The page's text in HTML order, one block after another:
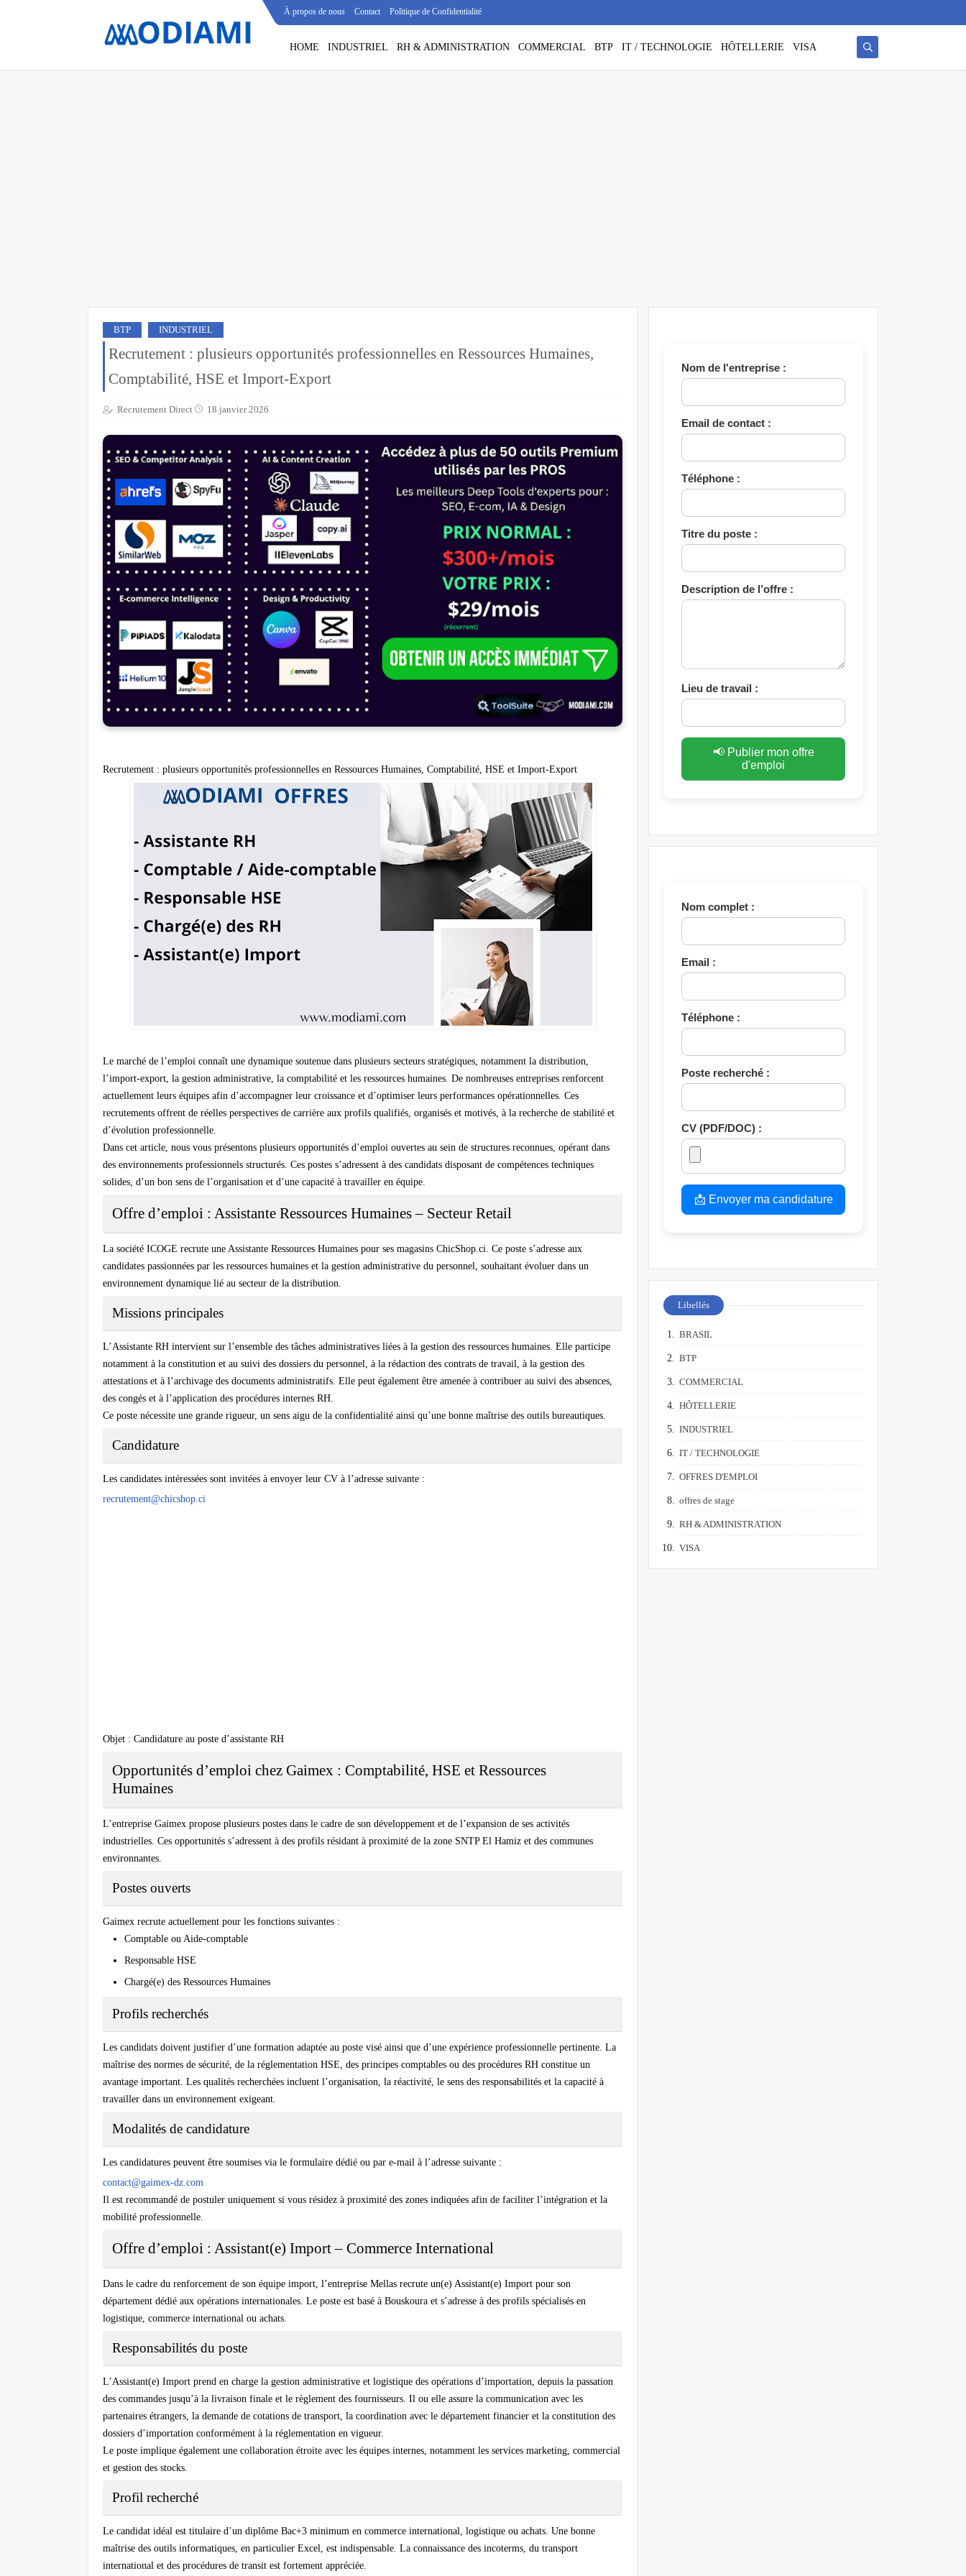
À propos de nous Contact Politique de Confidentialité
HOME INDUSTRIEL RH & ADMINISTRATION COMMERCIAL BTP IT / TECHNOLOGIE HÔTELLERIE VISA
BTP INDUSTRIEL
Recrutement : plusieurs opportunités professionnelles en Ressources Humaines,
Comptabilité, HSE et Import-Export
Recrutement Direct 18 janvier 2026
Recrutement : plusieurs opportunités professionnelles en Ressources Humaines, Comptabilité, HSE et Import-Export
Le marché de l’emploi connaît une dynamique soutenue dans plusieurs secteurs stratégiques, notamment la distribution,
l’import-export, la gestion administrative, la comptabilité et les ressources humaines. De nombreuses entreprises renforcent
actuellement leurs équipes afin d’accompagner leur croissance et d’optimiser leurs performances opérationnelles. Ces
recrutements offrent de réelles perspectives de carrière aux profils qualifiés, organisés et motivés, à la recherche de stabilité et
d’évolution professionnelle.
Dans cet article, nous vous présentons plusieurs opportunités d’emploi ouvertes au sein de structures reconnues, opérant dans
des environnements professionnels structurés. Ces postes s’adressent à des candidats disposant de compétences techniques
solides, d’un bon sens de l’organisation et d’une capacité à travailler en équipe.
Offre d’emploi : Assistante Ressources Humaines – Secteur Retail
La société ICOGE recrute une Assistante Ressources Humaines pour ses magasins ChicShop.ci. Ce poste s’adresse aux
candidates passionnées par les ressources humaines et la gestion administrative du personnel, souhaitant évoluer dans un
environnement dynamique lié au secteur de la distribution.
Missions principales
L’Assistante RH intervient sur l’ensemble des tâches administratives liées à la gestion des ressources humaines. Elle participe
notamment à la constitution et au suivi des dossiers du personnel, à la rédaction des contrats de travail, à la gestion des
attestations et à l’archivage des documents administratifs. Elle peut également être amenée à contribuer au suivi des absences,
des congés et à l’application des procédures internes RH.
Ce poste nécessite une grande rigueur, un sens aigu de la confidentialité ainsi qu’une bonne maîtrise des outils bureautiques.
Candidature
Les candidates intéressées sont invitées à envoyer leur CV à l’adresse suivante :
recrutement@chicshop.ci
Objet : Candidature au poste d’assistante RH
Opportunités d’emploi chez Gaimex : Comptabilité, HSE et Ressources
Humaines
L’entreprise Gaimex propose plusieurs postes dans le cadre de son développement et de l’expansion de ses activités
industrielles. Ces opportunités s’adressent à des profils résidant à proximité de la zone SNTP El Hamiz et des communes
environnantes.
Postes ouverts
Gaimex recrute actuellement pour les fonctions suivantes :
Comptable ou Aide-comptable
Responsable HSE
Chargé(e) des Ressources Humaines
Profils recherchés
Les candidats doivent justifier d’une formation adaptée au poste visé ainsi que d’une expérience professionnelle pertinente. La
maîtrise des normes de sécurité, de la réglementation HSE, des principes comptables ou des procédures RH constitue un
avantage important. Les qualités recherchées incluent l’organisation, la réactivité, le sens des responsabilités et la capacité à
travailler dans un environnement exigeant.
Modalités de candidature
Les candidatures peuvent être soumises via le formulaire dédié ou par e-mail à l’adresse suivante :
contact@gaimex-dz.com
Il est recommandé de postuler uniquement si vous résidez à proximité des zones indiquées afin de faciliter l’intégration et la
mobilité professionnelle.
Offre d’emploi : Assistant(e) Import – Commerce International
Dans le cadre du renforcement de son équipe import, l’entreprise Mellas recrute un(e) Assistant(e) Import pour son
département dédié aux opérations internationales. Le poste est basé à Bouskoura et s’adresse à des profils spécialisés en
logistique, commerce international ou achats.
Responsabilités du poste
L’Assistant(e) Import prend en charge la gestion administrative et logistique des opérations d’importation, depuis la passation
des commandes jusqu’à la livraison finale et le règlement des fournisseurs. Il ou elle assure la communication avec les
partenaires étrangers, la demande de cotations de transport, la coordination avec le département financier et la constitution des
dossiers d’importation conformément à la réglementation en vigueur.
Le poste implique également une collaboration étroite avec les équipes internes, notamment les services marketing, commercial
et gestion des stocks.
Profil recherché
Le candidat idéal est titulaire d’un diplôme Bac+3 minimum en commerce international, logistique ou achats. Une bonne
maîtrise des outils informatiques, en particulier Excel, est indispensable. La connaissance des incoterms, du transport
international et des procédures de transit est fortement appréciée.
Nom de l'entreprise :
Email de contact :
Téléphone :
Titre du poste :
Description de l’offre :
Lieu de travail :
📢 Publier mon offre
d'emploi
Nom complet :
Email :
Téléphone :
Poste recherché :
CV (PDF/DOC) :
📩 Envoyer ma candidature
Libellés
BRASIL
BTP
COMMERCIAL
HÔTELLERIE
INDUSTRIEL
IT / TECHNOLOGIE
OFFRES D'EMPLOI
offres de stage
RH & ADMINISTRATION
VISA